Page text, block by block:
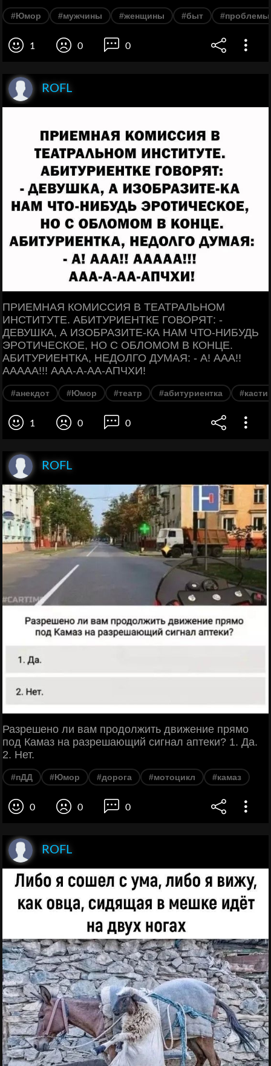
#Юмор #мужчины #женщины #быт #проблемы
1 0 0
ROFL
ПРИЕМНАЯ КОМИССИЯ В ТЕАТРАЛЬНОМ
ИНСТИТУТЕ. АБИТУРИЕНТКЕ ГОВОРЯТ: -
ДЕВУШКА, А ИЗОБРАЗИТЕ-КА НАМ ЧТО-НИБУДЬ
ЭРОТИЧЕСКОЕ, НО С ОБЛОМОМ В КОНЦЕ.
АБИТУРИЕНТКА, НЕДОЛГО ДУМАЯ: - А! ААА!!
ААААА!!! ААА-А-АА-АПЧХИ!
#анекдот #Юмор #театр #абитуриентка
1 0 0
ROFL
Разрешено ли вам продолжить движение прямо
под Камаз на разрешающий сигнал аптеки? 1. Да.
2. Нет.
#пДД #Юмор #дорога #мотоцикл #камаз
0 0 0
ROFL